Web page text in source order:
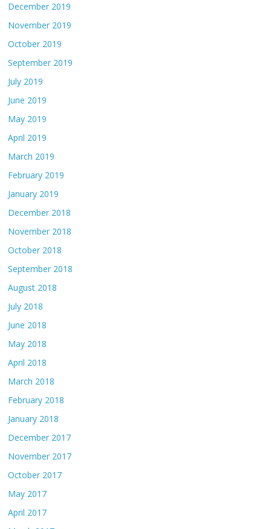
December 2019
November 2019
October 2019
September 2019
July 2019
June 2019
May 2019
April 2019
March 2019
February 2019
January 2019
December 2018
November 2018
October 2018
September 2018
August 2018
July 2018
June 2018
May 2018
April 2018
March 2018
February 2018
January 2018
December 2017
November 2017
October 2017
May 2017
April 2017